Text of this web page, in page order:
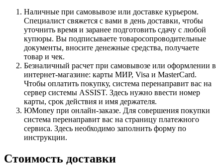
Наличные при самовывозе или доставке курьером.
Специалист свяжется с вами в день доставки, чтобы
уточнить время и заранее подготовить сдачу с любой
купюры. Вы подписываете товаросопроводительные
документы, вносите денежные средства, получаете
товар и чек.
Безналичный расчет при самовывозе или оформлении в
интернет-магазине: карты МИР, Visa и MasterCard.
Чтобы оплатить покупку, система перенаправит вас на
сервер системы ASSIST. Здесь нужно ввести номер
карты, срок действия и имя держателя.
ЮMoney при онлайн-заказе. Для совершения покупки
система перенаправит вас на страницу платежного
сервиса. Здесь необходимо заполнить форму по
инструкции.
Стоимость доставки